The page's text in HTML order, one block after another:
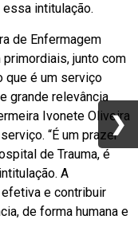
intitulação.
de Enfermagem
junto com
que é um serviço
grande relevância
Ivonete Oliveira
“É um prazer
de Trauma, é
A
e contribuir
de forma humana e
❯
❯